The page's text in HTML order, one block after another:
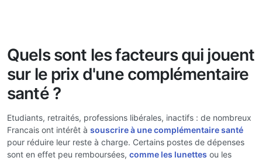
Quels sont les facteurs qui jouent
sur le prix d'une complémentaire
santé ?
Etudiants, retraités, professions libérales, inactifs : de nombreux
Francais ont intérêt à souscrire à une complémentaire santé
pour réduire leur reste à charge. Certains postes de dépenses
sont en effet peu remboursées, comme les lunettes ou les